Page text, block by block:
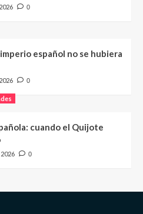
0
español no se hubiera
0
cuando el Quijote
0